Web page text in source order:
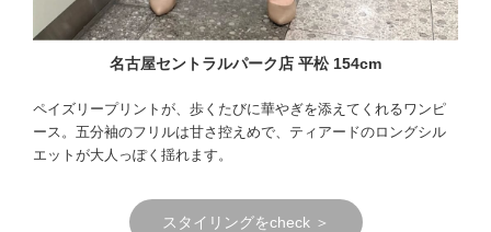
名古屋セントラルパーク店 平松 154cm
ペイズリープリントが、歩くたびに華やぎを添えてくれるワンピ
ース。五分袖のフリルは甘さ控えめで、ティアードのロングシル
エットが大人っぽく揺れます。
スタイリングをcheck ＞